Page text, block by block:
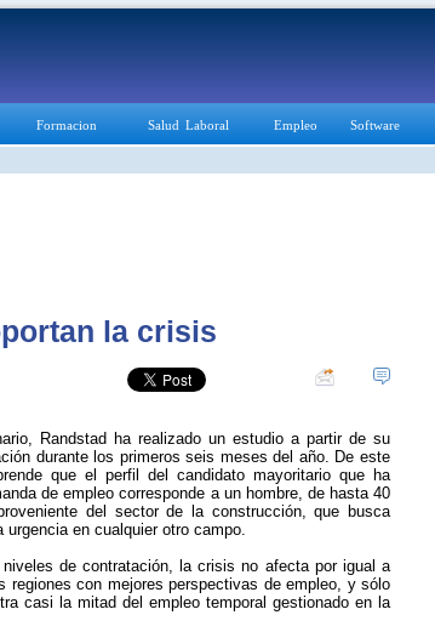
Formacion Salud Laboral Empleo Software
la crisis
Randstad ha realizado un estudio a partir de su
durante los primeros seis meses del año. De este
que el perfil del candidato mayoritario que ha
de empleo corresponde a un hombre, de hasta 40
del sector de la construcción, que busca
urgencia en cualquier otro campo.
de contratación, la crisis no afecta por igual a
con mejores perspectivas de empleo, y sólo
casi la mitad del empleo temporal gestionado en la